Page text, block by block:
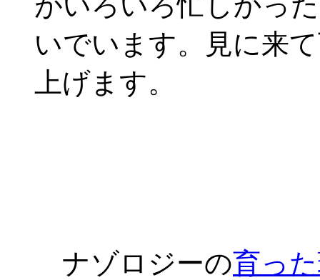
いでいます。見に来
上げます。
ナゾロジーの育っ